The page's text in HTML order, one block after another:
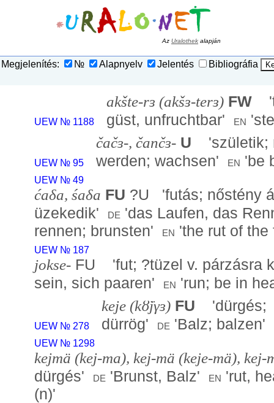
Az Uralothek alapján
Megjelenítés: № Alapnyelv Jelentés Bibliográfia
UEW № 1188
akšte-rɜ (akšɜ-terɜ) FW '
güst, unfruchtbar' en '
UEW № 95
čačɜ-, čančɜ- U 'születik;
werden; wachsen' en 'be
UEW № 49
ćaδa, śaδa FU ?U 'futás; nőstény
üzekedik' de 'das Laufen, das
rennen; brunsten' en 'the rut of
UEW № 187
jokse- FU 'fut; ?tüzel v. párzásra
sein, sich paaren' en 'run; be in
UEW № 278
keje (kȣ̈jγɜ) FU 'dürgés;
dürrög' de 'Balz; balzen'
UEW № 1298
kejmä (kej-ma), kej-mä (keje-mä), kej-
dürgés' de 'Brunst, Balz' en 'rut,
(n)'